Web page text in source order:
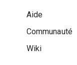
Aide
Communauté
Wiki